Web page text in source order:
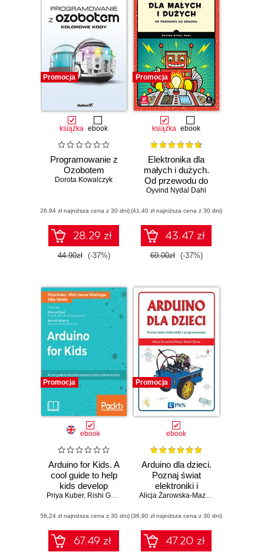
Promocja
książka ebook
Programowanie z
Ozobotem
Dorota Kowalczyk
(26,94 zł najniższa cena z 30 dni)
28.29 zł
44.90zł (-37%)
Promocja
książka ebook
Elektronika dla
małych i dużych.
Od przewodu do
obwodu
Oyvind Nydal Dahl
(41,40 zł najniższa cena z 30 dni)
43.47 zł
69.00zł (-37%)
Promocja
ebook
Arduino for Kids. A
cool guide to help
kids develop
robots and
Priya Kuber, Rishi Gaurav Bhatnagar ,Vijay Varada,Dhairya Dand
(56,24 zł najniższa cena z 30 dni)
67.49 zł
Promocja
ebook
Arduino dla dzieci.
Poznaj świat
elektroniki i
programowaniaAlicja Żarowska-Mazur,
(36,90 zł najniższa cena z 30 dni)
47.20 zł